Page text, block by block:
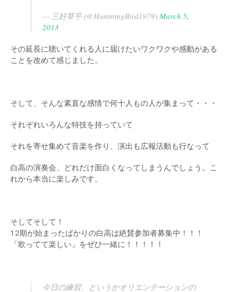
— 三好草平 (@HummingBird1979) March 5,
2013
その延長に聴いてくれる人に届けたいワクワクや感動がある
ことを改めて感じました。
そして、そんな素直な感情で何十人もの人が集まって・・・
それぞれいろんな特技を持っていて
それを寄せ集めて音楽を作り、演出も広報活動も行なって
白高の演奏会、どれだけ面白くなってしまうんでしょう。こ
れから本当に楽しみです。
そしてそして！
12期が始まったばかりの白高は絶賛参加者募集中！！！
「歌ってて楽しい」をぜひ一緒に！！！！！
今日の練習、というかオリエンテーションの